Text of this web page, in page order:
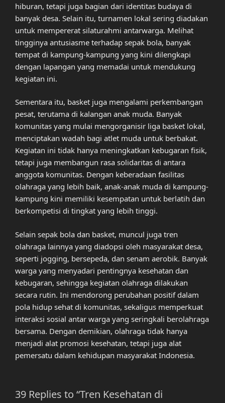
hiburan, tetapi juga bagian dari identitas budaya di
banyak desa. Selain itu, turnamen lokal sering diadakan
untuk mempererat silaturahmi antarwarga. Melihat
tingginya antusiasme terhadap sepak bola, banyak
tempat di kampung-kampung yang kini dilengkapi
dengan lapangan yang memadai untuk mendukung
kegiatan ini.
Sementara itu, basket juga mengalami perkembangan
pesat, terutama di kalangan anak muda. Banyak
komunitas yang mulai mengorganisir liga basket lokal,
menciptakan wadah bagi atlet muda untuk berbakat.
Kegiatan ini tidak hanya meningkatkan kebugaran fisik,
tetapi juga membangun rasa solidaritas di antara
anggota komunitas. Dengan keberadaan fasilitas
olahraga yang lebih baik, anak-anak muda di kampung-
kampung kini memiliki kesempatan untuk berlatih dan
berkompetisi di tingkat yang lebih tinggi.
Selain sepak bola dan basket, muncul juga tren
olahraga lainnya yang diadopsi oleh masyarakat desa,
seperti jogging, bersepeda, dan senam aerobik. Banyak
warga yang menyadari pentingnya kesehatan dan
kebugaran, sehingga kegiatan olahraga dilakukan
secara rutin. Ini mendorong perubahan positif dalam
pola hidup sehat di komunitas, sekaligus memperkuat
interaksi sosial antar warga yang seringkali berolahraga
bersama. Dengan demikian, olahraga tidak hanya
menjadi alat promosi kesehatan, tetapi juga alat
pemersatu dalam kehidupan masyarakat Indonesia.
39 Replies to “Tren Kesehatan di